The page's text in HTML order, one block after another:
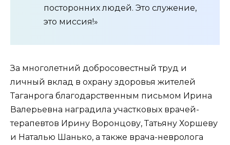
посторонних людей. Это служение,
это миссия!»
За многолетний добросовестный труд и
личный вклад в охрану здоровья жителей
Таганрога благодарственным письмом Ирина
Валерьевна наградила участковых врачей-
терапевтов Ирину Воронцову, Татьяну Хоршеву
и Наталью Шанько, а также врача-невролога